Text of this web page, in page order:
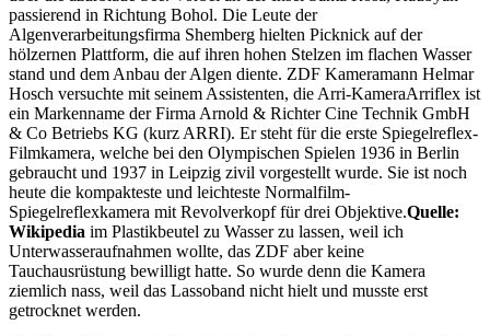
passierend in Richtung Bohol. Die Leute der
Algenverarbeitungsfirma Shemberg hielten Picknick auf der
hölzernen Plattform, die auf ihren hohen Stelzen im flachen Wasser
stand und dem Anbau der Algen diente. ZDF Kameramann Helmar
Hosch versuchte mit seinem Assistenten, die Arri-KameraArriflex ist
ein Markenname der Firma Arnold & Richter Cine Technik GmbH
& Co Betriebs KG (kurz ARRI). Er steht für die erste Spiegelreflex-
Filmkamera, welche bei den Olympischen Spielen 1936 in Berlin
gebraucht und 1937 in Leipzig zivil vorgestellt wurde. Sie ist noch
heute die kompakteste und leichteste Normalfilm-
Spiegelreflexkamera mit Revolverkopf für drei Objektive.Quelle:
Wikipedia im Plastikbeutel zu Wasser zu lassen, weil ich
Unterwasseraufnahmen wollte, das ZDF aber keine
Tauchausrüstung bewilligt hatte. So wurde denn die Kamera
ziemlich nass, weil das Lassoband nicht hielt und musste erst
getrocknet werden.